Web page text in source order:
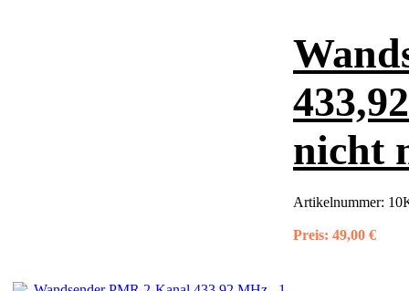
nicht
Artikelnummer:
Preis: 49,00 €